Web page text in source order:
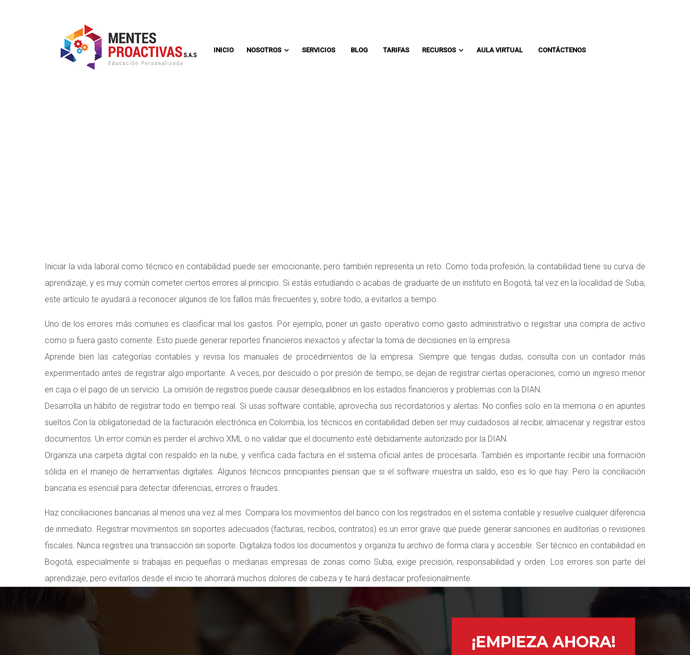
INICIO NOSOTROS SERVICIOS BLOG TARIFAS RECURSOS AULA VIRTUAL CONTÁCTENOS
Iniciar la vida laboral como técnico en contabilidad puede ser emocionante, pero también representa un reto. Como toda profesión, la contabilidad tiene su curva de
aprendizaje, y es muy común cometer ciertos errores al principio. Si estás estudiando o acabas de graduarte de un instituto en Bogotá, tal vez en la localidad de Suba,
este artículo te ayudará a reconocer algunos de los fallos más frecuentes y, sobre todo, a evitarlos a tiempo.
Uno de los errores más comunes es clasificar mal los gastos. Por ejemplo, poner un gasto operativo como gasto administrativo o registrar una compra de activo
como si fuera gasto corriente. Esto puede generar reportes financieros inexactos y afectar la toma de decisiones en la empresa.
Aprende bien las categorías contables y revisa los manuales de procedimientos de la empresa. Siempre que tengas dudas, consulta con un contador más
experimentado antes de registrar algo importante. A veces, por descuido o por presión de tiempo, se dejan de registrar ciertas operaciones, como un ingreso menor
en caja o el pago de un servicio. La omisión de registros puede causar desequilibrios en los estados financieros y problemas con la DIAN.
Desarrolla un hábito de registrar todo en tiempo real. Si usas software contable, aprovecha sus recordatorios y alertas. No confíes solo en la memoria o en apuntes
sueltos.Con la obligatoriedad de la facturación electrónica en Colombia, los técnicos en contabilidad deben ser muy cuidadosos al recibir, almacenar y registrar estos
documentos. Un error común es perder el archivo XML o no validar que el documento esté debidamente autorizado por la DIAN.
Organiza una carpeta digital con respaldo en la nube, y verifica cada factura en el sistema oficial antes de procesarla. También es importante recibir una formación
sólida en el manejo de herramientas digitales. Algunos técnicos principiantes piensan que si el software muestra un saldo, eso es lo que hay. Pero la conciliación
bancaria es esencial para detectar diferencias, errores o fraudes.
Haz conciliaciones bancarias al menos una vez al mes. Compara los movimientos del banco con los registrados en el sistema contable y resuelve cualquier diferencia
de inmediato. Registrar movimientos sin soportes adecuados (facturas, recibos, contratos) es un error grave que puede generar sanciones en auditorías o revisiones
fiscales. Nunca registres una transacción sin soporte. Digitaliza todos los documentos y organiza tu archivo de forma clara y accesible. Ser técnico en contabilidad en
Bogotá, especialmente si trabajas en pequeñas o medianas empresas de zonas como Suba, exige precisión, responsabilidad y orden. Los errores son parte del
aprendizaje, pero evitarlos desde el inicio te ahorrará muchos dolores de cabeza y te hará destacar profesionalmente.
¡EMPIEZA AHORA!